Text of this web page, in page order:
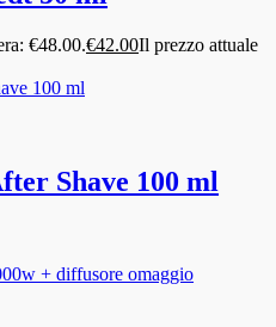
€48.00.€42.00Il prezzo attuale
Shave 100 ml